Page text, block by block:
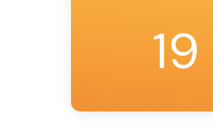
19